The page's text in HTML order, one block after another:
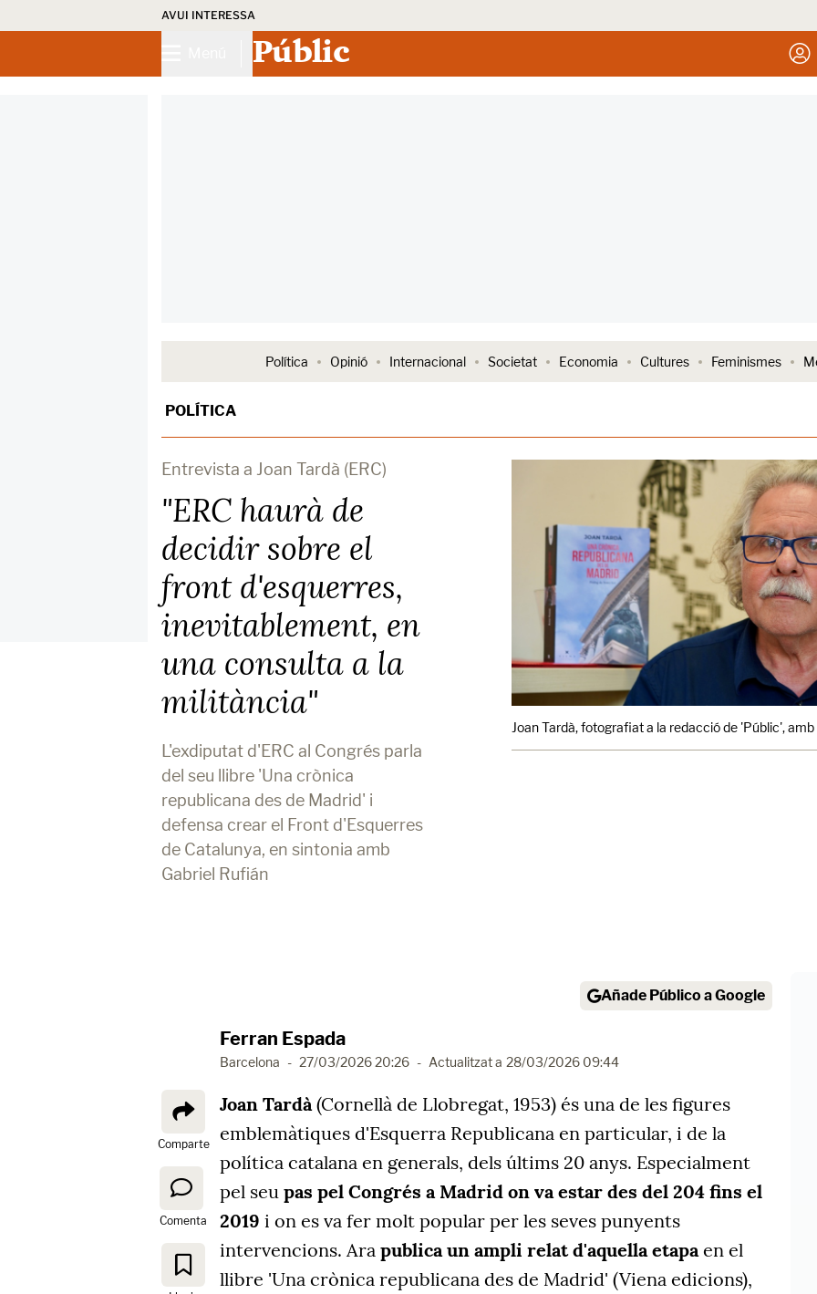
AVUI INTERESSA
Públic
Política Opinió Internacional Societat Economia Cultures Feminismes
POLÍTICA
Entrevista a Joan Tardà (ERC)
"ERC haurà de
decidir sobre el
front d'esquerres,
inevitablement, en
una consulta a la
militància"
L'exdiputat d'ERC al Congrés parla
del seu llibre 'Una crònica
republicana des de Madrid' i
defensa crear el Front d'Esquerres
de Catalunya, en sintonia amb
Gabriel Rufián
Joan Tardà, fotografiat a la redacció de 'Públic',
Añade Público a Google
Ferran Espada
Barcelona - 27/03/2026 20:26 - Actualitzat a 28/03/2026 09:44
Comparte
Comenta
Joan Tardà(Cornellà de Llobregat, 1953) és una de les figures
emblemàtiques d'Esquerra Republicana en particular, i de la
política catalana en generals, dels últims 20 anys. Especialment
pel seu pas pel Congrés a Madrid on va estar des del 204 fins el
2019 i on es va fer molt popular per les seves punyents
intervencions. Ara publica un ampli relat d'aquella etapaen el
llibre 'Una crònica republicana des de Madrid' (Viena edicions),